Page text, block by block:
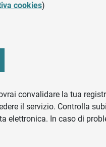
cookies)
convalidare la tua
il servizio. Controlla
elettronica. In caso di